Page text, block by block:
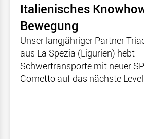
Italienisches
Bewegung
Unser langjähriger Partner
aus La Spezia (Ligurien) hebt
Schwertransporte mit neuer
Cometto auf das nächste